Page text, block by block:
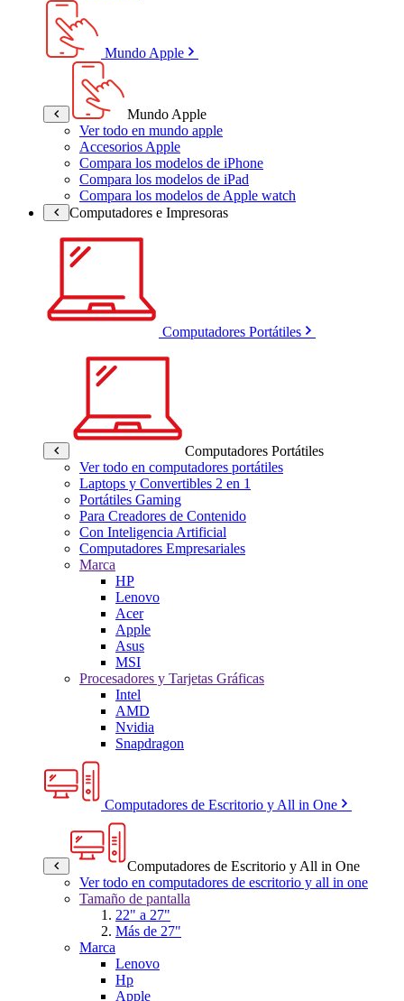
Mundo Apple
Mundo Apple
Ver todo en mundo apple
Accesorios Apple
Compara los modelos de iPhone
Compara los modelos de iPad
Compara los modelos de Apple watch
Computadores e Impresoras
Computadores Portátiles
Computadores Portátiles
Ver todo en computadores portátiles
Laptops y Convertibles 2 en 1
Portátiles Gaming
Para Creadores de Contenido
Con Inteligencia Artificial
Computadores Empresariales
Marca
HP
Lenovo
Acer
Apple
Asus
MSI
Procesadores y Tarjetas Gráficas
Intel
AMD
Nvidia
Snapdragon
Computadores de Escritorio y All in One
Computadores de Escritorio y All in One
Ver todo en computadores de escritorio y all in one
Tamaño de pantalla
22" a 27"
Más de 27"
Marca
Lenovo
Hp
Apple